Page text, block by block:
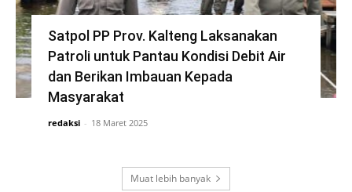
Satpol PP Prov. Kalteng Laksanakan
Patroli untuk Pantau Kondisi Debit Air
dan Berikan Imbauan Kepada
Masyarakat
redaksi - 18 Maret 2025
Muat lebih banyak